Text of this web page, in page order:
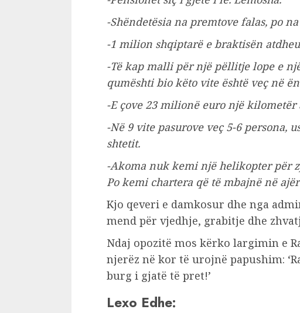
-Shëndetësia na premtove falas, po
-1 milion shqiptarë e braktisën
-Të kap malli për një pëllitje lope e
qumështi bio këto vite është veç në
-E çove 23 milionë euro një kilometër
-Në 9 vite pasurove veç 5-6 persona,
shtetit.
-Akoma nuk kemi një helikopter për
Po kemi chartera që të mbajnë në
Kjo qeveri e damkosur dhe nga
mend për vjedhje, grabitje dhe
Ndaj opozitë mos kërko largimin e
njerëz në kor të urojnë papushim:
burg i gjatë të pret!’
Lexo Edhe: